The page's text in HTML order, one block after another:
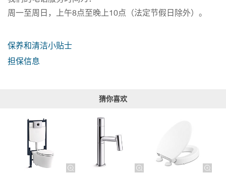
周一至周日，上午8点至晚上10点（法定节假日除外）。
保养和清洁小贴士
担保信息
猜你喜欢